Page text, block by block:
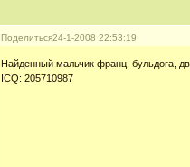
Поделиться24-1-2008 22:53:19
Найденный мальчик франц. бульдога,
ICQ: 205710987